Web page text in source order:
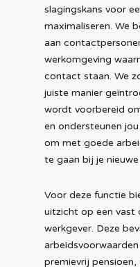
slagingskans voor
maximaliseren. We
aan
werkomgeving
contact staan. We
juiste manier
wordt voorbereid
en ondersteunen
om met goede
te gaan bij je
Voor deze functie
uitzicht op een vast
werkgever. Deze
premievrij